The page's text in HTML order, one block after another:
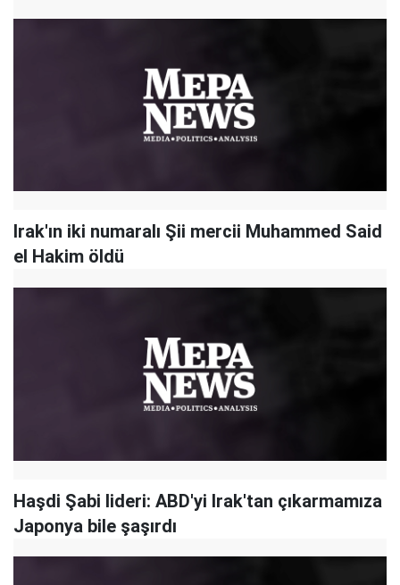
Irak'ın iki numaralı Şii mercii Muhammed Said
el Hakim öldü
Haşdi Şabi lideri: ABD'yi Irak'tan çıkarmamıza
Japonya bile şaşırdı